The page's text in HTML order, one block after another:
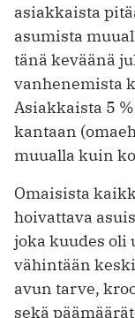
asiakkaista
asumista
tänä keväänä
vanhenemista
Asiakkaista 5
kantaan
muualla kuin
Omaisista
hoivattava
joka kuudes oli
vähintään
avun tarve,
sekä